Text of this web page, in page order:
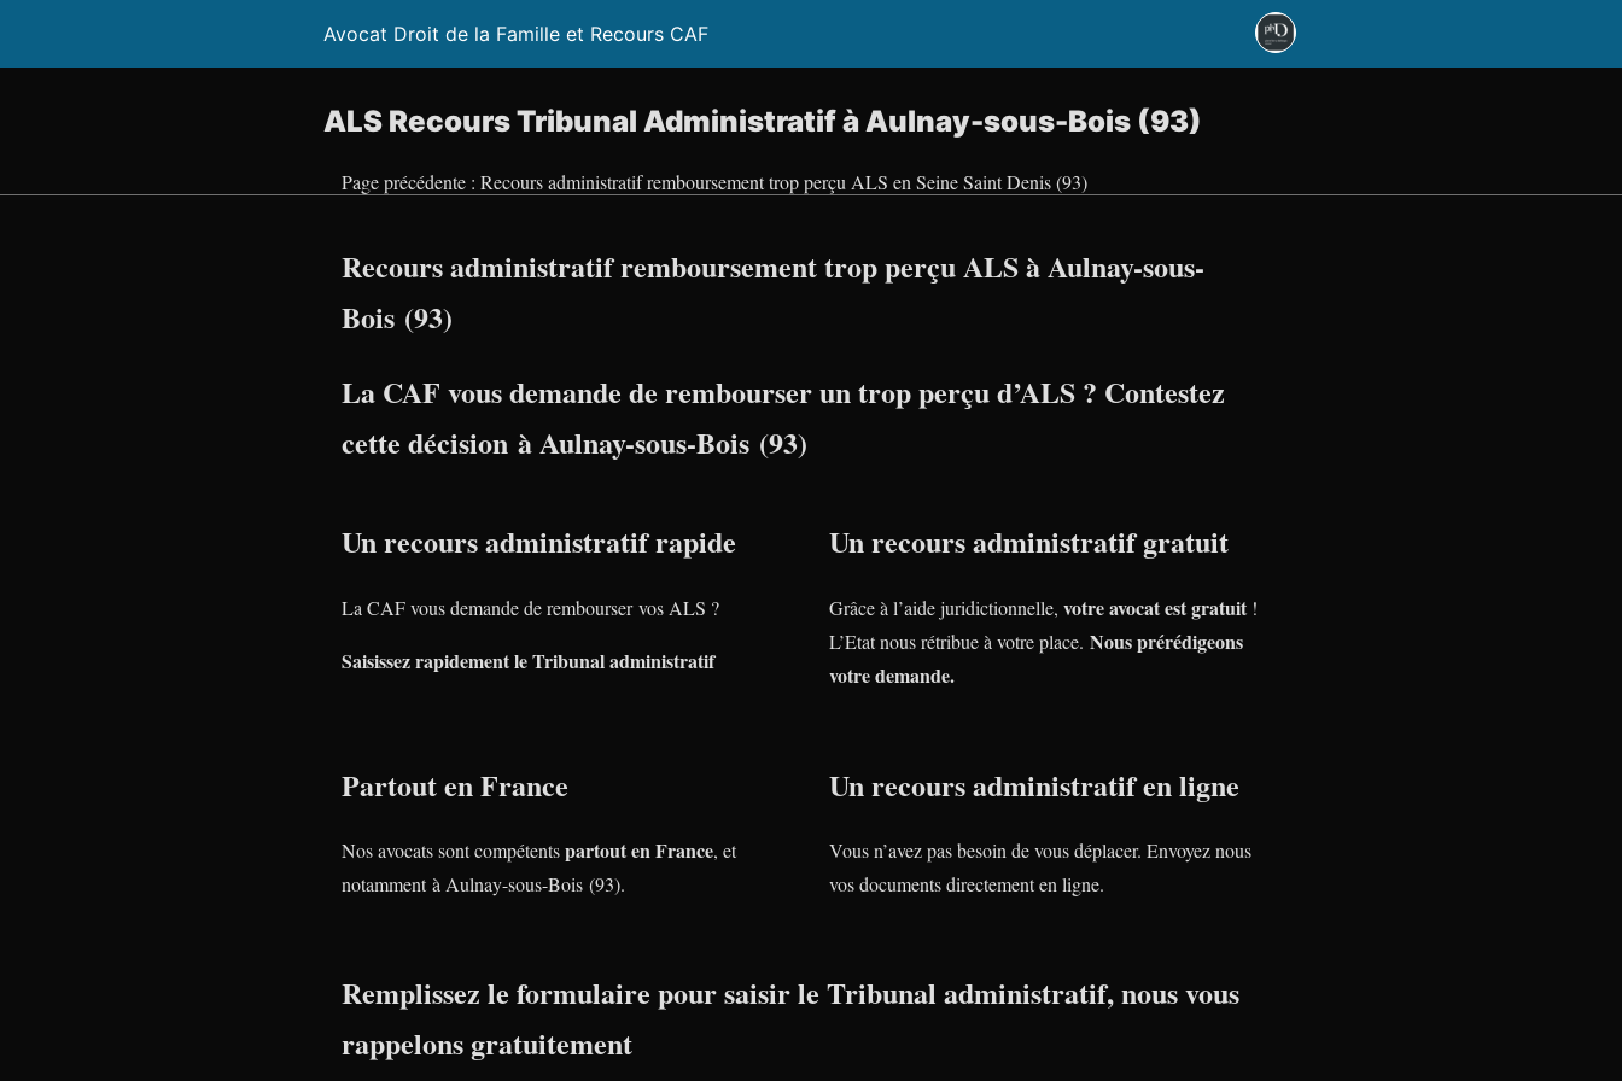
Avocat Droit de la Famille et Recours CAF
ALS Recours Tribunal Administratif à Aulnay-sous-Bois (93)
Page précédente : Recours administratif remboursement trop perçu ALS en Seine Saint Denis (93)
Recours administratif remboursement trop perçu ALS à Aulnay-sous-
Bois (93)
La CAF vous demande de rembourser un trop perçu d’ALS ? Contestez
cette décision à Aulnay-sous-Bois (93)
Un recours administratif rapide
La CAF vous demande de rembourser vos ALS ?
Saisissez rapidement le Tribunal administratif
Un recours administratif gratuit
Grâce à l’aide juridictionnelle, votre avocat est gratuit !
L’Etat nous rétribue à votre place. Nous prérédigeons
votre demande.
Partout en France
Nos avocats sont compétentspartout en France, et
notamment à Aulnay-sous-Bois (93).
Un recours administratif en ligne
Vous n’avez pas besoin de vous déplacer. Envoyez nous
vos documents directement en ligne.
Remplissez le formulaire pour saisir le Tribunal administratif, nous vous
rappelons gratuitement